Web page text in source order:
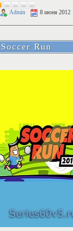
Admin 8 июня 2012
Soccer Run